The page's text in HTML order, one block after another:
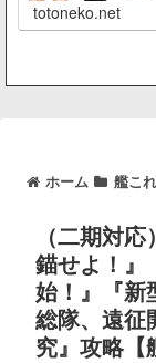
totoneko.net
ホーム 艦これ
（二期対
錨せよ！』
始！』『新
総隊、遠征
究』攻略【